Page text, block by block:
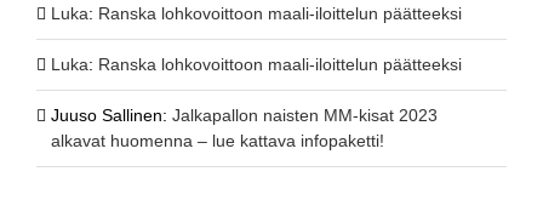
Luka: Ranska lohkovoittoon maali-iloittelun päätteeksi
Luka: Ranska lohkovoittoon maali-iloittelun päätteeksi
Juuso Sallinen: Jalkapallon naisten MM-kisat 2023
alkavat huomenna – lue kattava infopaketti!